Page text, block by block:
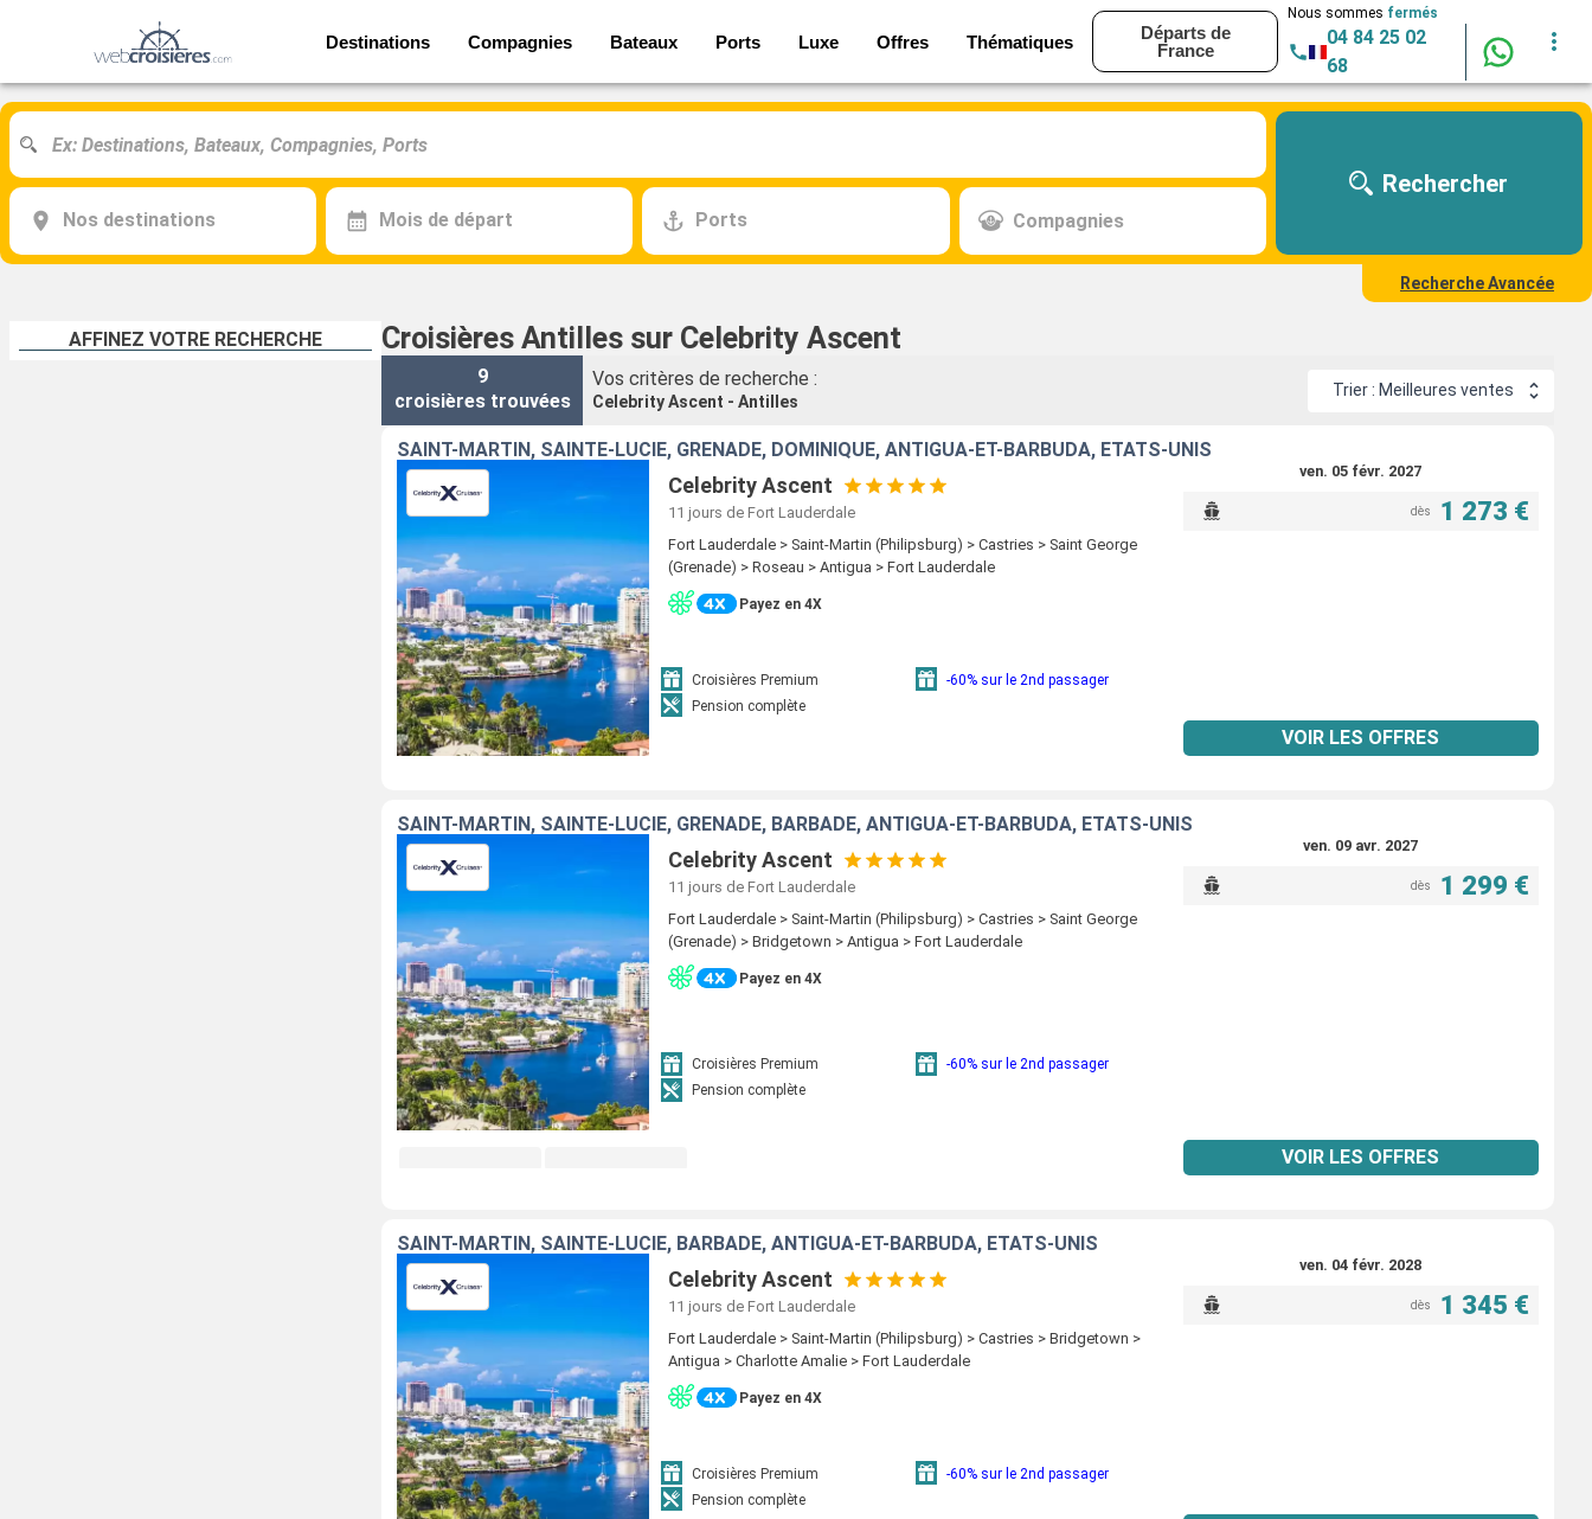
Destinations Compagnies Bateaux Ports Luxe Offres Thématiques
Départs de
France
Nous sommes fermés
04 84 25 02
68
Nos destinations Mois de départ Ports Compagnies
Rechercher
Recherche Avancée
AFFINEZ VOTRE RECHERCHE Croisières Antilles sur Celebrity Ascent
9
croisières trouvées
Vos critères de recherche :
Celebrity Ascent - Antilles
Trier : Meilleures ventes
SAINT-MARTIN, SAINTE-LUCIE, GRENADE, DOMINIQUE, ANTIGUA-ET-BARBUDA, ÉTATS-UNIS
Celebrity Ascent
11 jours de Fort Lauderdale
Fort Lauderdale > Saint-Martin (Philipsburg) > Castries > Saint George
(Grenade) > Roseau > Antigua > Fort Lauderdale
Payez en 4X
Croisières Premium
-60% sur le 2nd passager
Pension complète
ven. 05 févr. 2027
dès 1 273 €
VOIR LES OFFRES
SAINT-MARTIN, SAINTE-LUCIE, GRENADE, BARBADE, ANTIGUA-ET-BARBUDA, ÉTATS-UNIS
Celebrity Ascent
11 jours de Fort Lauderdale
Fort Lauderdale > Saint-Martin (Philipsburg) > Castries > Saint George
(Grenade) > Bridgetown > Antigua > Fort Lauderdale
Payez en 4X
Croisières Premium
-60% sur le 2nd passager
Pension complète
ven. 09 avr. 2027
dès 1 299 €
VOIR LES OFFRES
SAINT-MARTIN, SAINTE-LUCIE, BARBADE, ANTIGUA-ET-BARBUDA, ÉTATS-UNIS
Celebrity Ascent
11 jours de Fort Lauderdale
Fort Lauderdale > Saint-Martin (Philipsburg) > Castries > Bridgetown >
Antigua > Charlotte Amalie > Fort Lauderdale
Payez en 4X
Croisières Premium
-60% sur le 2nd passager
Pension complète
ven. 04 févr. 2028
dès 1 345 €